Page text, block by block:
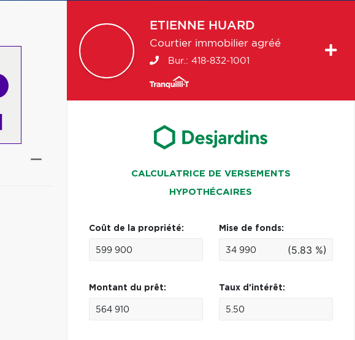
ETIENNE HUARD
Courtier immobilier agréé
Bur.: 418-832-1001
CALCULATRICE DE VERSEMENTS
HYPOTHÉCAIRES
Coût de la propriété: Mise de fonds:
(5.83 %)
Montant du prêt: Taux d'intérêt: